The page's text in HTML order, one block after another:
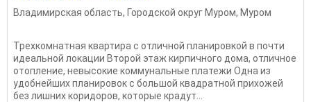
Владимирская область, Городской округ Муром, Муром
Трехкомнатная квартира с отличной планировкой в почти
идеальной локации Второй этаж кирпичного дома, отличное
отопление, невысокие коммунальные платежи Одна из
удобнейших планировок с большой квадратной прихожей
без лишних коридоров, которые крадут...